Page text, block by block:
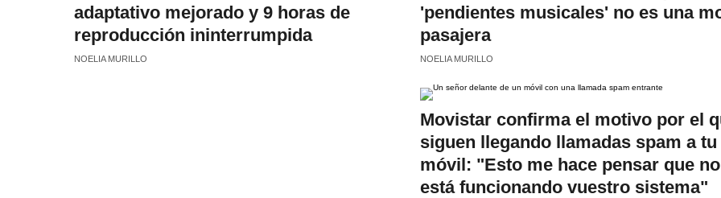
adaptativo mejorado y 9 horas de
reproducción ininterrumpida
NOELIA MURILLO
'pendientes musicales' no es una
pasajera
NOELIA MURILLO
Movistar confirma el motivo por el
siguen llegando llamadas spam a tu
móvil: "Esto me hace pensar que no
está funcionando vuestro sistema"